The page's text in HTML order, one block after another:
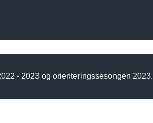
- 2023 og orienteringssesongen 2023.